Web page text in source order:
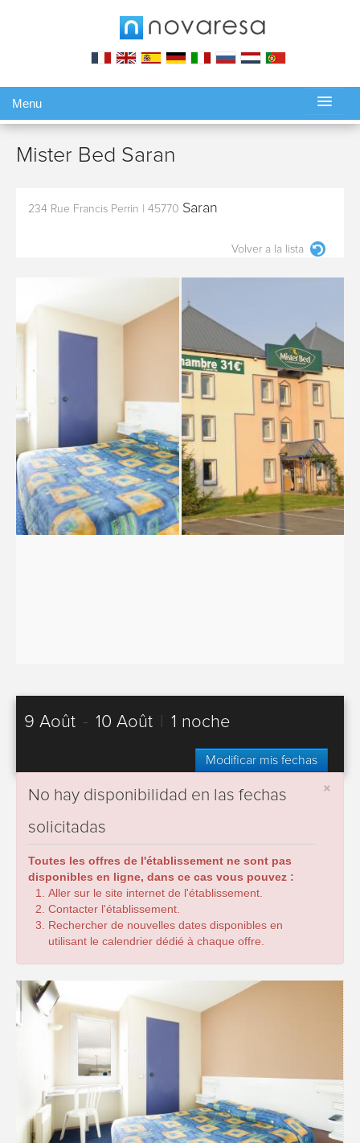
Menu
Mister Bed Saran
234 Rue Francis Perrin 45770 Saran
Volver a la lista
9 Août - 10 Août 1 noche
Modificar mis fechas
×
No hay disponibilidad en las fechas
solicitadas
Toutes les offres de l'établissement ne sont pas
disponibles en ligne, dans ce cas vous pouvez :
Aller sur le site internet de l'établissement.
Contacter l'établissement.
Rechercher de nouvelles dates disponibles en
utilisant le calendrier dédié à chaque offre.